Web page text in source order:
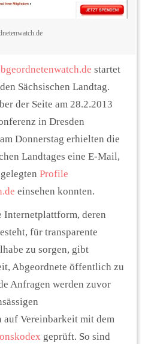
startet
Sächsischen Landtag.
der Seite am 28.2.2013
in Dresden
Donnerstag erhielten die
Landtages eine E-Mail,
Profile
einsehen konnten.
Internetplattform, deren
für transparente
zu sorgen, gibt
Abgeordnete öffentlich zu
Anfragen werden zuvor
Vereinbarkeit mit dem
geprüft. So sind